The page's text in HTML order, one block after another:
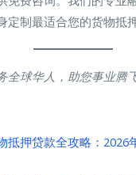
定制最适合您的货物抵
球华人，助您事业腾
抵押贷款全攻略：2026